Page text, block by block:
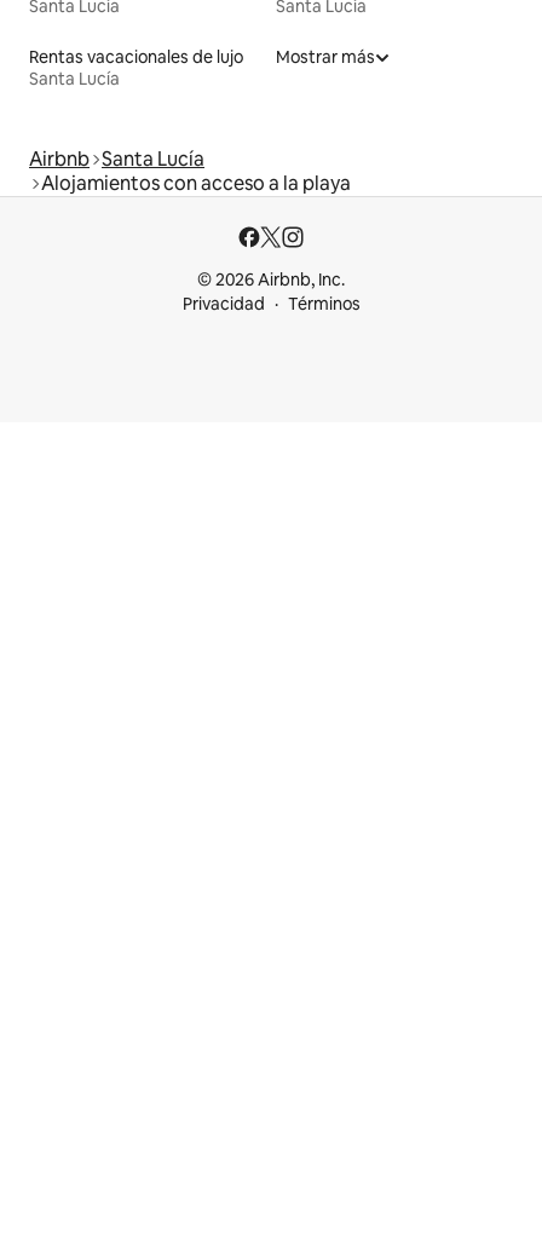
Santa Lucía
Santa Lucía
Rentas vacacionales de lujo
Santa Lucía
Mostrar más
Airbnb Santa Lucía
Alojamientos con acceso a la playa
© 2026 Airbnb, Inc.
Privacidad
Términos